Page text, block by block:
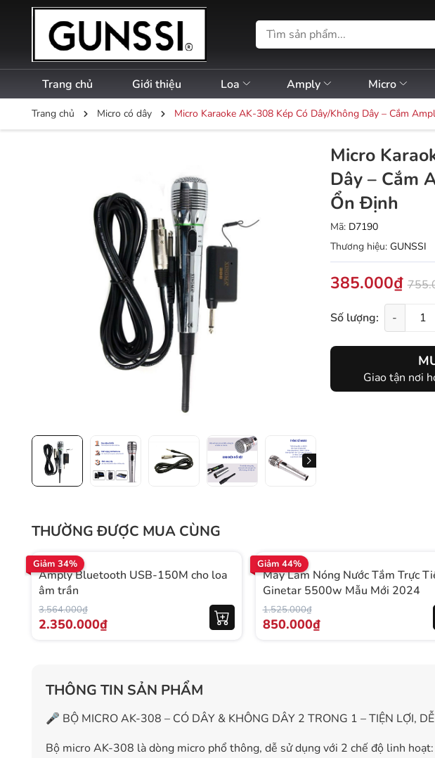
Trang chủ Giới thiệu Loa Amply Micro
Trang chủ Micro có dây Micro Karaoke AK-308 Kép Có Dây/Không Dây – Cắm
Micro
Dây – Cắm
Ổn Định
Mã: D7190
Thương hiệu: GUNSSI
385.000₫
Số lượng: -
Giao tận nơi
THƯỜNG ĐƯỢC MUA CÙNG
Giảm 34%
Amply Bluetooth USB-150M cho loa
âm trần
3.564.000₫
2.350.000₫
Giảm 44%
Máy Làm Nóng Nước Tắm Trực
Ginetar 5500w Mẫu Mới 2024
1.525.000₫
850.000₫
THÔNG TIN SẢN PHẨM
🎤 BỘ MICRO AK-308 – CÓ DÂY & KHÔNG DÂY 2 TRONG 1 – TIỆN LỢI,
Bộ micro AK-308 là dòng micro phổ thông, dễ sử dụng với 2 chế độ linh hoạt: